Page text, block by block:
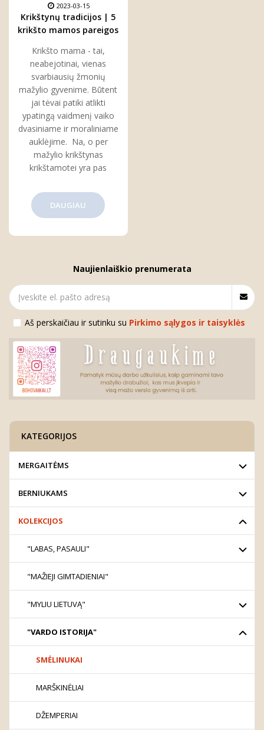
2023-03-15
Krikštynų tradicijos | 5
krikšto mamos pareigos
Krikšto mama - tai,
neabejotinai, vienas
svarbiausių žmonių
mažylio gyvenime. Būtent
jai tėvai patiki atlikti
ypatingą vaidmenį vaiko
dvasiniame ir moraliniame
auklėjime. Na, o per
mažylio krikštynas
krikštamotei yra pas
DAUGIAU
Naujienlaiškio prenumerata
Aš perskaičiau ir sutinku su Pirkimo sąlygos ir taisyklės
KATEGORIJOS
MERGAITĖMS
BERNIUKAMS
KOLEKCIJOS
"LABAS, PASAULI"
"MAŽIEJI GIMTADIENIAI"
"MYLIU LIETUVĄ"
"VARDO ISTORIJA"
SMĖLINUKAI
MARŠKINĖLIAI
DŽEMPERIAI